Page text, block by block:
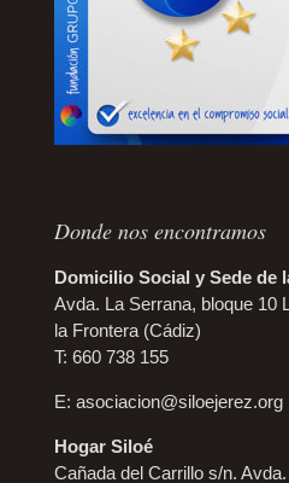
Donde nos encontramos
Domicilio Social y Sede de
Avda. La Serrana, bloque 10
la Frontera (Cádiz)
T: 660 738 155
E: asociacion@siloejerez.org
Hogar Siloé
Cañada del Carrillo s/n.